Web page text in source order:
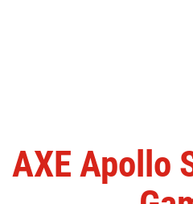
AXE Apollo